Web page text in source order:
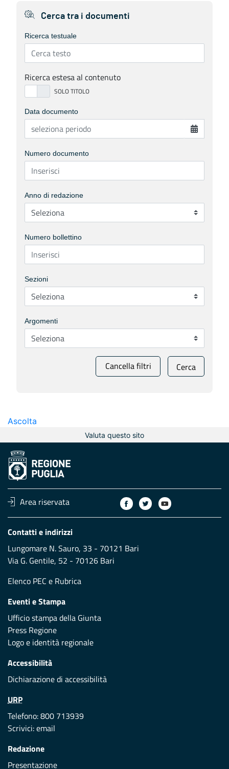
Cerca tra i documenti
Ricerca testuale
Ricerca estesa al contenuto
Data documento
Numero documento
Anno di redazione
Numero bollettino
Sezioni
Argomenti
Cancella filtri Cerca
Ascolta
Valuta questo sito
Area riservata
Contatti e indirizzi
Lungomare N. Sauro, 33 - 70121 Bari
Via G. Gentile, 52 - 70126 Bari
Elenco PEC e Rubrica
Eventi e Stampa
Ufficio stampa della Giunta
Press Regione
Logo e identità regionale
Accessibilità
Dichiarazione di accessibilità
URP
Telefono: 800 713939
Scrivici:email
Redazione
Presentazione